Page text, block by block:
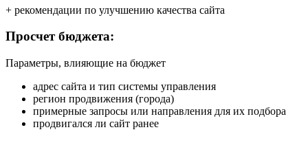
+ рекомендации по улучшению качества сайта
Просчет бюджета:
Параметры, влияющие на бюджет
адрес сайта и тип системы управления
регион продвижения (города)
примерные запросы или направления для их подбора
продвигался ли сайт ранее